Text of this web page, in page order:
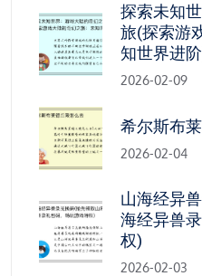
探索未知
旅(探索游
知世界进
2026-02-09
希尔斯布
2026-02-04
山海经异
海经异兽
权)
2026-02-03